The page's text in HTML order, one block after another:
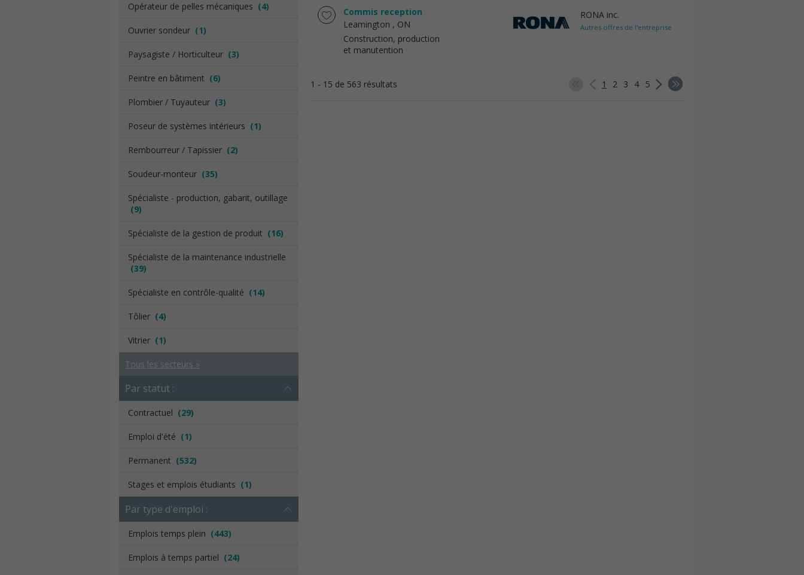
Opérateur de pelles mécaniques (4)
Ouvrier sondeur (1)
Paysagiste / Horticulteur (3)
Peintre en bâtiment (6)
Plombier / Tuyauteur (3)
Poseur de systèmes intérieurs (1)
Rembourreur / Tapissier (2)
Soudeur-monteur (35)
Spécialiste - production, gabarit, outillage
(9)
Spécialiste de la gestion de produit (16)
Spécialiste de la maintenance industrielle
(39)
Spécialiste en contrôle-qualité (14)
Tôlier (4)
Vitrier (1)
Tous les secteurs »
Par statut :
Contractuel (29)
Emploi d'été (1)
Permanent (532)
Stages et emplois étudiants (1)
Par type d'emploi :
Emplois temps plein (443)
Emplois à temps partiel (24)
Commis reception
Leamington , ON
Construction, production
et manutention
RONA inc.
Autres offres de l'entreprise
1 - 15 de 563 résultats 1 2 3 4 5